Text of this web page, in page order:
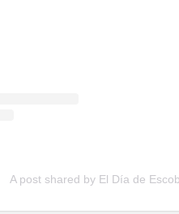
A post shared by El Día de